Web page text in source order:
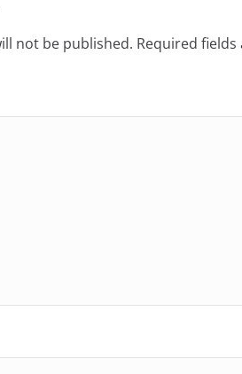
not be published. Required fields